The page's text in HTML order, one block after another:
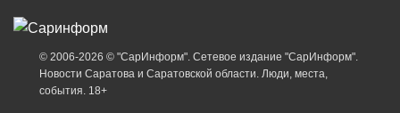
© 2006-2026 © "СарИнформ". Сетевое издание "СарИнформ".
Новости Саратова и Саратовской области. Люди, места,
события. 18+